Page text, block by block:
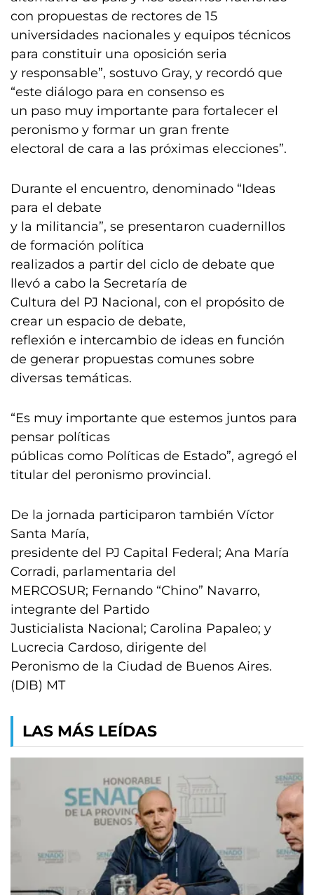
con propuestas de rectores de 15
universidades nacionales y equipos técnicos
para constituir una oposición seria
y responsable”, sostuvo Gray, y recordó que
“este diálogo para en consenso es
un paso muy importante para fortalecer el
peronismo y formar un gran frente
electoral de cara a las próximas elecciones”.
Durante el encuentro, denominado “Ideas
para el debate
y la militancia”, se presentaron cuadernillos
de formación política
realizados a partir del ciclo de debate que
llevó a cabo la Secretaría de
Cultura del PJ Nacional, con el propósito de
crear un espacio de debate,
reflexión e intercambio de ideas en función
de generar propuestas comunes sobre
diversas temáticas.
“Es muy importante que estemos juntos para
pensar políticas
públicas como Políticas de Estado”, agregó el
titular del peronismo provincial.
De la jornada participaron también Víctor
Santa María,
presidente del PJ Capital Federal; Ana María
Corradi, parlamentaria del
MERCOSUR; Fernando “Chino” Navarro,
integrante del Partido
Justicialista Nacional; Carolina Papaleo; y
Lucrecia Cardoso, dirigente del
Peronismo de la Ciudad de Buenos Aires.
(DIB) MT
LAS MÁS LEÍDAS